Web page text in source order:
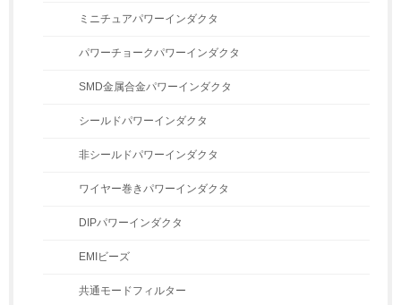
ミニチュアパワーインダクタ
パワーチョークパワーインダクタ
SMD金属合金パワーインダクタ
シールドパワーインダクタ
非シールドパワーインダクタ
ワイヤー巻きパワーインダクタ
DIPパワーインダクタ
EMIビーズ
共通モードフィルター